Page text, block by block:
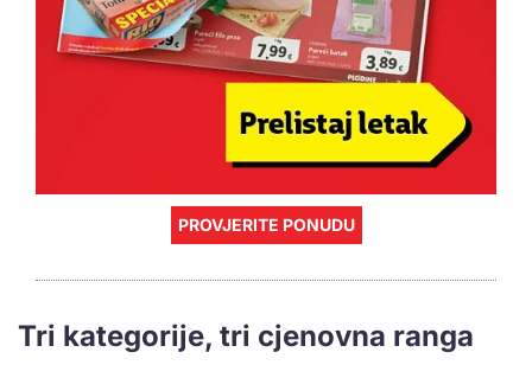
PROVJERITE PONUDU
Tri kategorije, tri cjenovna ranga